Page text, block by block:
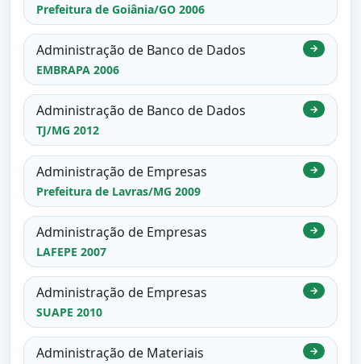
Prefeitura de Goiânia/GO 2006
Administração de Banco de Dados
EMBRAPA 2006
→
Administração de Banco de Dados
TJ/MG 2012
→
Administração de Empresas
Prefeitura de Lavras/MG 2009
→
Administração de Empresas
LAFEPE 2007
→
Administração de Empresas
SUAPE 2010
→
Administração de Materiais →